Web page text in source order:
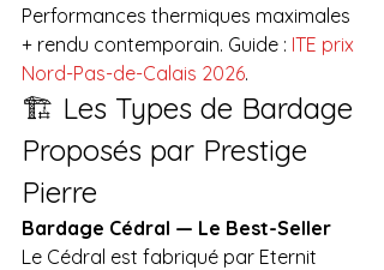
Performances thermiques maximales
+ rendu contemporain. Guide : ITE prix
Nord-Pas-de-Calais 2026.
🏗️ Les Types de Bardage
Proposés par Prestige
Pierre
Bardage Cédral — Le Best-Seller
Le Cédral est fabriqué par Eternit